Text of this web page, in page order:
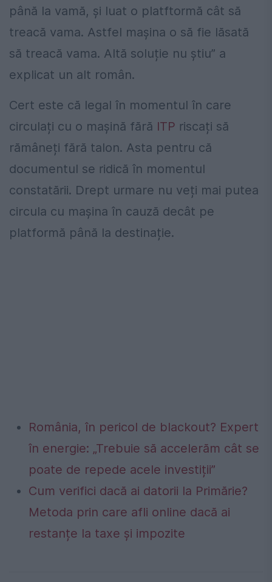
până la vamă, și luat o platftormă cât să
treacă vama. Astfel mașina o să fie lăsată
să treacă vama. Altă soluție nu știu” a
explicat un alt român.
Cert este că legal în momentul în care
circulați cu o mașină fără ITP riscați să
rămâneți fără talon. Asta pentru că
documentul se ridică în momentul
constatării. Drept urmare nu veți mai putea
circula cu mașina în cauză decât pe
platformă până la destinație.
România, în pericol de blackout? Expert
în energie: „Trebuie să accelerăm cât se
poate de repede acele investiții”
Cum verifici dacă ai datorii la Primărie?
Metoda prin care afli online dacă ai
restanțe la taxe și impozite